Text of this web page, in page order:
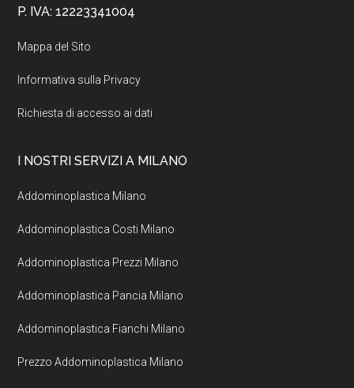
Footer
P. IVA: 12223341004
Mappa del Sito
Informativa sulla Privacy
Richiesta di accesso ai dati
I NOSTRI SERVIZI A MILANO
Addominoplastica Milano
Addominoplastica Costi Milano
Addominoplastica Prezzi Milano
Addominoplastica Pancia Milano
Addominoplastica Fianchi Milano
Prezzo Addominoplastica Milano